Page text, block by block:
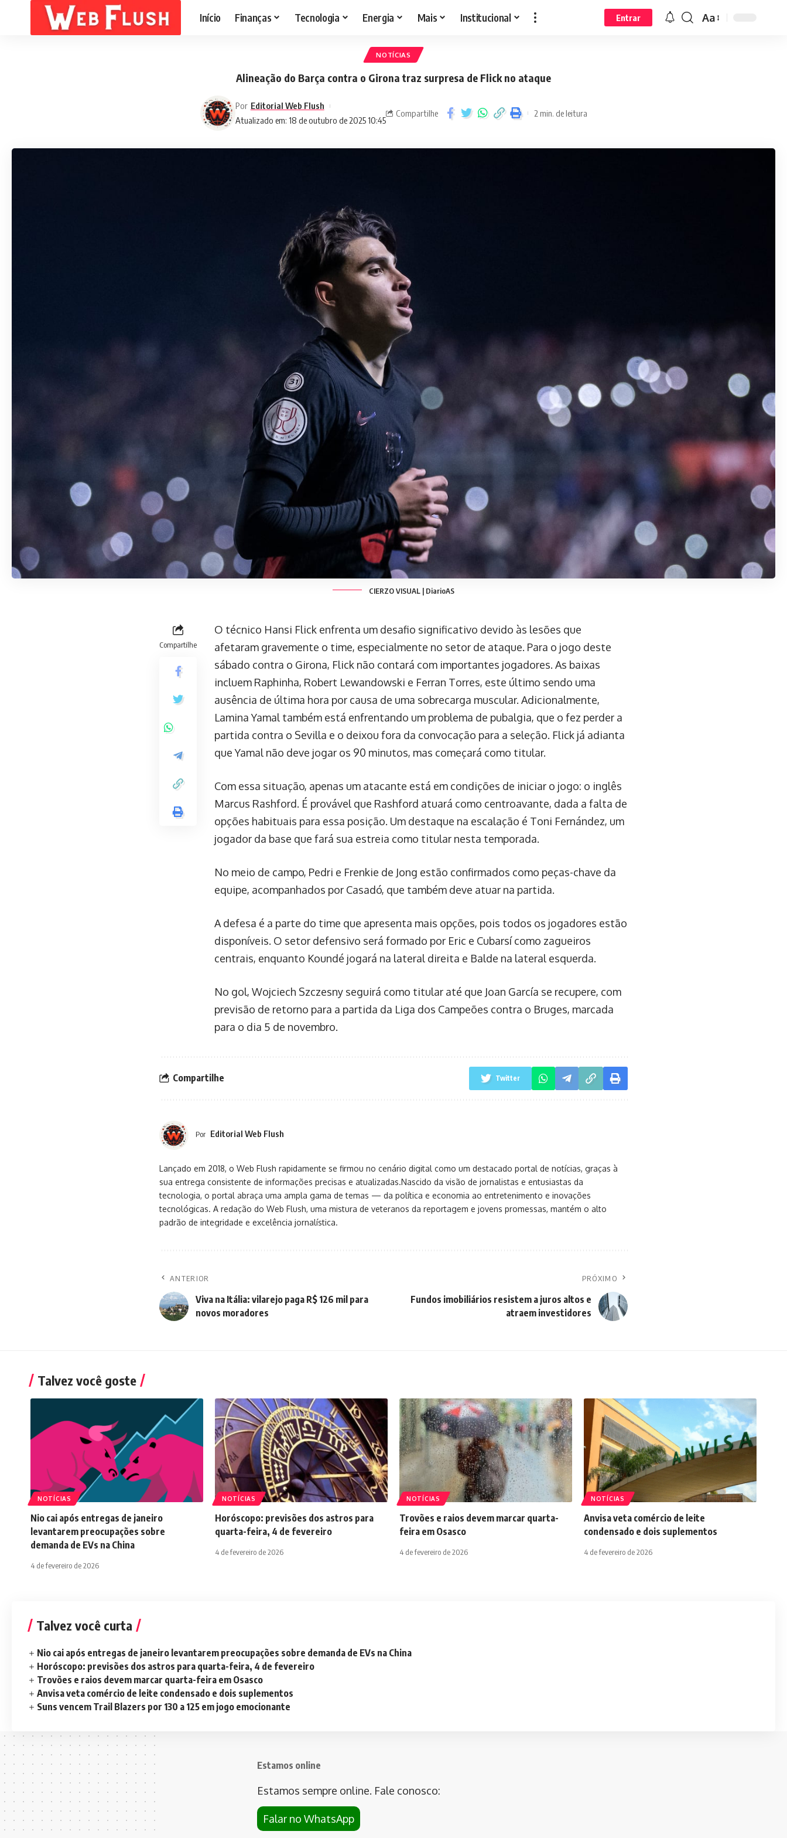
Início Finanças Tecnologia Energia Mais Institucional Entrar Aa
NOTÍCIAS
Alineação do Barça contra o Girona traz surpresa de Flick no ataque
Atualizado em: 18 de outubro de 2025 10:45
Por Editorial Web Flush
Compartilhe 2 min. de leitura
CIERZO VISUAL | DiarioAS
Compartilhe
O técnico Hansi Flick enfrenta um desafio significativo devido às lesões que
afetaram gravemente o time, especialmente no setor de ataque. Para o jogo deste
sábado contra o Girona, Flick não contará com importantes jogadores. As baixas
incluem Raphinha, Robert Lewandowski e Ferran Torres, este último sendo uma
ausência de última hora por causa de uma sobrecarga muscular. Adicionalmente,
Lamina Yamal também está enfrentando um problema de pubalgia, que o fez perder a
partida contra o Sevilla e o deixou fora da convocação para a seleção. Flick já adianta
que Yamal não deve jogar os 90 minutos, mas começará como titular.
Com essa situação, apenas um atacante está em condições de iniciar o jogo: o inglês
Marcus Rashford. É provável que Rashford atuará como centroavante, dada a falta de
opções habituais para essa posição. Um destaque na escalação é Toni Fernández, um
jogador da base que fará sua estreia como titular nesta temporada.
No meio de campo, Pedri e Frenkie de Jong estão confirmados como peças-chave da
equipe, acompanhados por Casadó, que também deve atuar na partida.
A defesa é a parte do time que apresenta mais opções, pois todos os jogadores estão
disponíveis. O setor defensivo será formado por Eric e Cubarsí como zagueiros
centrais, enquanto Koundé jogará na lateral direita e Balde na lateral esquerda.
No gol, Wojciech Szczesny seguirá como titular até que Joan García se recupere, com
previsão de retorno para a partida da Liga dos Campeões contra o Bruges, marcada
para o dia 5 de novembro.
Compartilhe Twitter
Por Editorial Web Flush
Lançado em 2018, o Web Flush rapidamente se firmou no cenário digital como um destacado portal de notícias, graças à
sua entrega consistente de informações precisas e atualizadas.Nascido da visão de jornalistas e entusiastas da
tecnologia, o portal abraça uma ampla gama de temas — da política e economia ao entretenimento e inovações
tecnológicas. A redação do Web Flush, uma mistura de veteranos da reportagem e jovens promessas, mantém o alto
padrão de integridade e excelência jornalística.
ANTERIOR
Viva na Itália: vilarejo paga R$ 126 mil para
novos moradores
PRÓXIMO
Fundos imobiliários resistem a juros altos e
atraem investidores
Talvez você goste
NOTÍCIAS
Nio cai após entregas de janeiro
levantarem preocupações sobre
demanda de EVs na China
4 de fevereiro de 2026
NOTÍCIAS
Horóscopo: previsões dos astros para
quarta-feira, 4 de fevereiro
4 de fevereiro de 2026
NOTÍCIAS
Trovões e raios devem marcar quarta-
feira em Osasco
4 de fevereiro de 2026
NOTÍCIAS
Anvisa veta comércio de leite
condensado e dois suplementos
4 de fevereiro de 2026
Talvez você curta
Nio cai após entregas de janeiro levantarem preocupações sobre demanda de EVs na China
Horóscopo: previsões dos astros para quarta-feira, 4 de fevereiro
Trovões e raios devem marcar quarta-feira em Osasco
Anvisa veta comércio de leite condensado e dois suplementos
Suns vencem Trail Blazers por 130 a 125 em jogo emocionante
Estamos online
Estamos sempre online. Fale conosco:
Falar no WhatsApp